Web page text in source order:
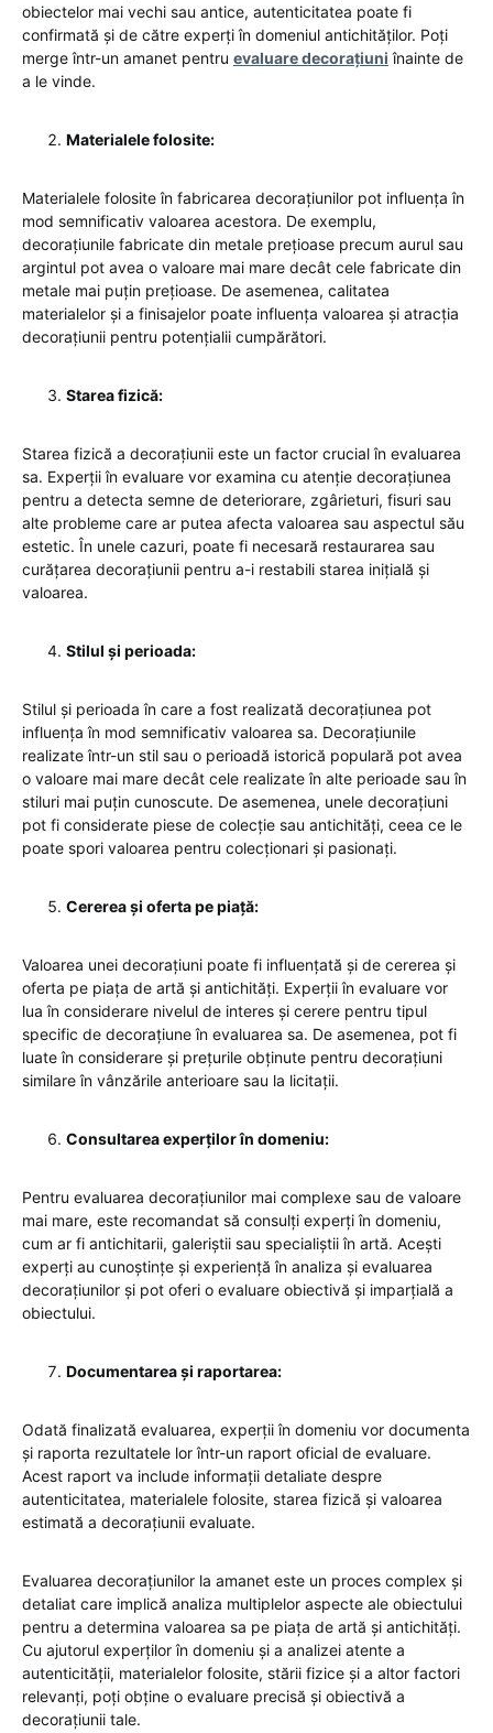
obiectelor mai vechi sau antice, autenticitatea poate fi
confirmată și de către experți în domeniul antichităților. Poți
merge într-un amanet pentru evaluare decorațiuni înainte de
a le vinde.
Materialele folosite:
Materialele folosite în fabricarea decorațiunilor pot influența în
mod semnificativ valoarea acestora. De exemplu,
decorațiunile fabricate din metale prețioase precum aurul sau
argintul pot avea o valoare mai mare decât cele fabricate din
metale mai puțin prețioase. De asemenea, calitatea
materialelor și a finisajelor poate influența valoarea și atracția
decorațiunii pentru potențialii cumpărători.
Starea fizică:
Starea fizică a decorațiunii este un factor crucial în evaluarea
sa. Experții în evaluare vor examina cu atenție decorațiunea
pentru a detecta semne de deteriorare, zgârieturi, fisuri sau
alte probleme care ar putea afecta valoarea sau aspectul său
estetic. În unele cazuri, poate fi necesară restaurarea sau
curățarea decorațiunii pentru a-i restabili starea inițială și
valoarea.
Stilul și perioada:
Stilul și perioada în care a fost realizată decorațiunea pot
influența în mod semnificativ valoarea sa. Decorațiunile
realizate într-un stil sau o perioadă istorică populară pot avea
o valoare mai mare decât cele realizate în alte perioade sau în
stiluri mai puțin cunoscute. De asemenea, unele decorațiuni
pot fi considerate piese de colecție sau antichități, ceea ce le
poate spori valoarea pentru colecționari și pasionați.
Cererea și oferta pe piață:
Valoarea unei decorațiuni poate fi influențată și de cererea și
oferta pe piața de artă și antichități. Experții în evaluare vor
lua în considerare nivelul de interes și cerere pentru tipul
specific de decorațiune în evaluarea sa. De asemenea, pot fi
luate în considerare și prețurile obținute pentru decorațiuni
similare în vânzările anterioare sau la licitații.
Consultarea experților în domeniu:
Pentru evaluarea decorațiunilor mai complexe sau de valoare
mai mare, este recomandat să consulți experți în domeniu,
cum ar fi antichitarii, galeriștii sau specialiștii în artă. Acești
experți au cunoștințe și experiență în analiza și evaluarea
decorațiunilor și pot oferi o evaluare obiectivă și imparțială a
obiectului.
Documentarea și raportarea:
Odată finalizată evaluarea, experții în domeniu vor documenta
și raporta rezultatele lor într-un raport oficial de evaluare.
Acest raport va include informații detaliate despre
autenticitatea, materialele folosite, starea fizică și valoarea
estimată a decorațiunii evaluate.
Evaluarea decorațiunilor la amanet este un proces complex și
detaliat care implică analiza multiplelor aspecte ale obiectului
pentru a determina valoarea sa pe piața de artă și antichități.
Cu ajutorul experților în domeniu și a analizei atente a
autenticității, materialelor folosite, stării fizice și a altor factori
relevanți, poți obține o evaluare precisă și obiectivă a
decorațiunii tale.